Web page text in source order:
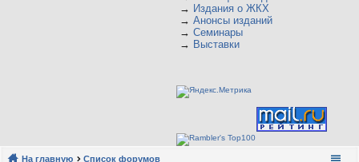
→ Издания о ЖКХ
→ Анонсы изданий
→ Семинары
→ Выставки
На главную Список форумов